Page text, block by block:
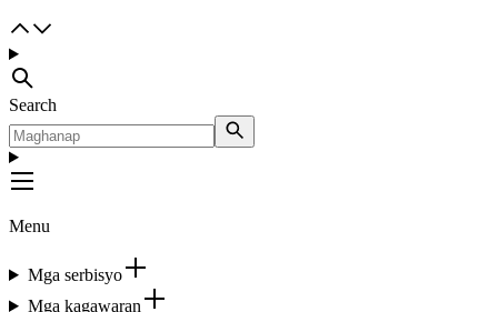
Search
Menu
Mga serbisyo
Mga kagawaran